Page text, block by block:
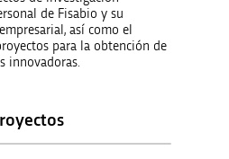
de Fisabio y su
así como el
para la obtención de
innovadoras.